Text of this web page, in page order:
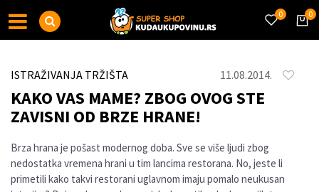
0
0
ISTRAŽIVANJA TRŽIŠTA 11.08.2014.
KAKO VAS MAME? ZBOG OVOG STE
ZAVISNI OD BRZE HRANE!
Brza hrana je pošast modernog doba. Sve se više ljudi zbog
nedostatka vremena hrani u tim lancima restorana. No, jeste li
primetili kako takvi restorani uglavnom imaju pomalo neukusan